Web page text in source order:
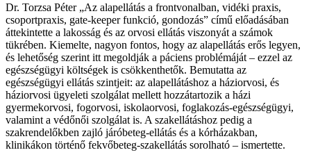
Dr. Torzsa Péter „Az alapellátás a frontvonalban, vidéki praxis,
csoportpraxis, gate-keeper funkció, gondozás” című előadásában
áttekintette a lakosság és az orvosi ellátás viszonyát a számok
tükrében. Kiemelte, nagyon fontos, hogy az alapellátás erős legyen,
és lehetőség szerint itt megoldják a páciens problémáját – ezzel az
egészségügyi költségek is csökkenthetők. Bemutatta az
egészségügyi ellátás szintjeit: az alapellátáshoz a háziorvosi, és
háziorvosi ügyeleti szolgálat mellett hozzátartozik a házi
gyermekorvosi, fogorvosi, iskolaorvosi, foglakozás-egészségügyi,
valamint a védőnői szolgálat is. A szakellátáshoz pedig a
szakrendelőkben zajló járóbeteg-ellátás és a kórházakban,
klinikákon történő fekvőbeteg-szakellátás sorolható – ismertette.